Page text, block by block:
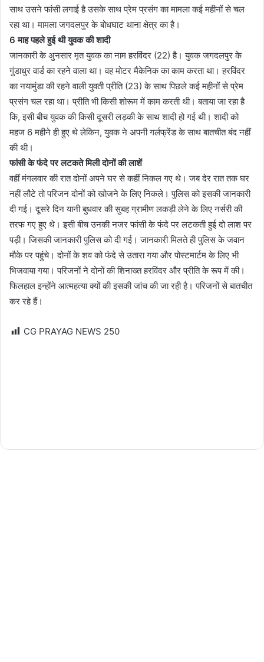
साथ उसने फांसी लगाई है उसके साथ प्रेम प्रसंग का मामला कई महीनों से चल
रहा था। मामला जगदलपुर के बोधघाट थाना क्षेत्र का है।
6 माह पहले हुई थी युवक की शादी
जानकारी के अुनसार मृत युवक का नाम हरविंदर (22) है। युवक जगदलपुर के
गुंडाधुर वार्ड का रहने वाला था। वह मोटर मैकेनिक का काम करता था। हरविंदर
का नयामुंडा की रहने वाली युवती प्रीति (23) के साथ पिछले कई महीनों से प्रेम
प्रसंग चल रहा था। प्रीति भी किसी शोरूम में काम करती थी। बताया जा रहा है
कि, इसी बीच युवक की किसी दूसरी लड़की के साथ शादी हो गई थी। शादी को
महज 6 महीने ही हुए थे लेकिन, युवक ने अपनी गर्लफ्रेंड के साथ बातचीत बंद नहीं
की थी।
फांसी के फंदे पर लटकते मिली दोनों की लाशें
वहीं मंगलवार की रात दोनों अपने घर से कहीं निकल गए थे। जब देर रात तक घर
नहीं लौटे तो परिजन दोनों को खोजने के लिए निकले। पुलिस को इसकी जानकारी
दी गई। दूसरे दिन यानी बुधवार की सुबह ग्रामीण लकड़ी लेने के लिए नर्सरी की
तरफ गए हुए थे। इसी बीच उनकी नजर फांसी के फंदे पर लटकती हुई दो लाश पर
पड़ी। जिसकी जानकारी पुलिस को दी गई। जानकारी मिलते ही पुलिस के जवान
मौके पर पहुंचे। दोनों के शव को फंदे से उतारा गया और पोस्टमार्टम के लिए भी
भिजवाया गया। परिजनों ने दोनों की शिनाख्त हरविंदर और प्रीति के रूप में की।
फिलहाल इन्होंने आत्महत्या क्यों की इसकी जांच की जा रही है। परिजनों से बातचीत
कर रहे हैं।
CG PRAYAG NEWS 250